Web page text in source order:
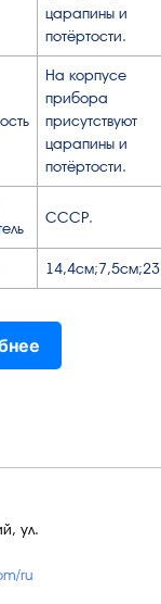
царапины и
потёртости.
На корпусе
прибора
присутствуют
царапины и
потёртости.
СССР.
ru
ул.